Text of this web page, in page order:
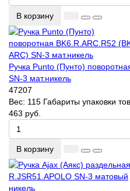
В корзину
Ручка Punto (Пунто)
SN-3 мат.никель
47207
Вес: 115 Габариты упаковки
463 руб.
В корзину